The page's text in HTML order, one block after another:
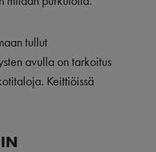
tullut
avulla on tarkoitus
Keittiöissä